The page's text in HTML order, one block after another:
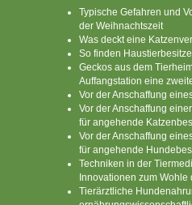
Typische Gefahren und
der Weihnachtszeit
Was deckt eine
So finden
Geckos aus dem
Auffangstation eine
Vor der Anschaffung
Vor der Anschaffung
für angehende
Vor der Anschaffung
für angehende
Techniken in der
Innovationen zum Wohle
Tierärztliche